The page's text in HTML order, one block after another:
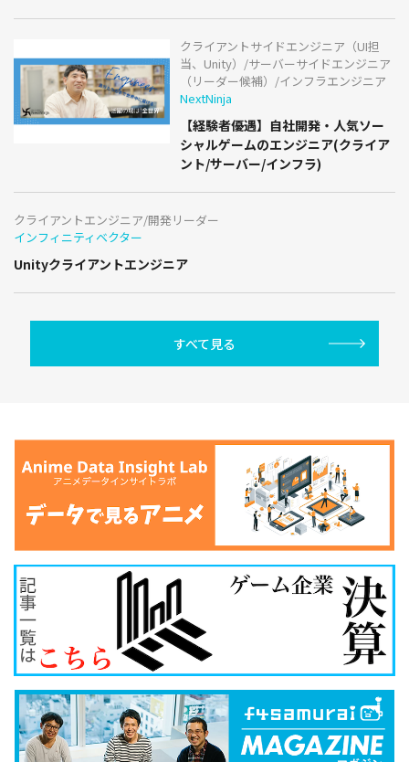
クライアントサイドエンジニア（UI担
当、Unity）/サーバーサイドエンジニア
（リーダー候補）/インフラエンジニア
NextNinja
【経験者優遇】自社開発・人気ソー
シャルゲームのエンジニア(クライア
ント/サーバー/インフラ)
クライアントエンジニア/開発リーダー
インフィニティベクター
Unityクライアントエンジニア
すべて見る